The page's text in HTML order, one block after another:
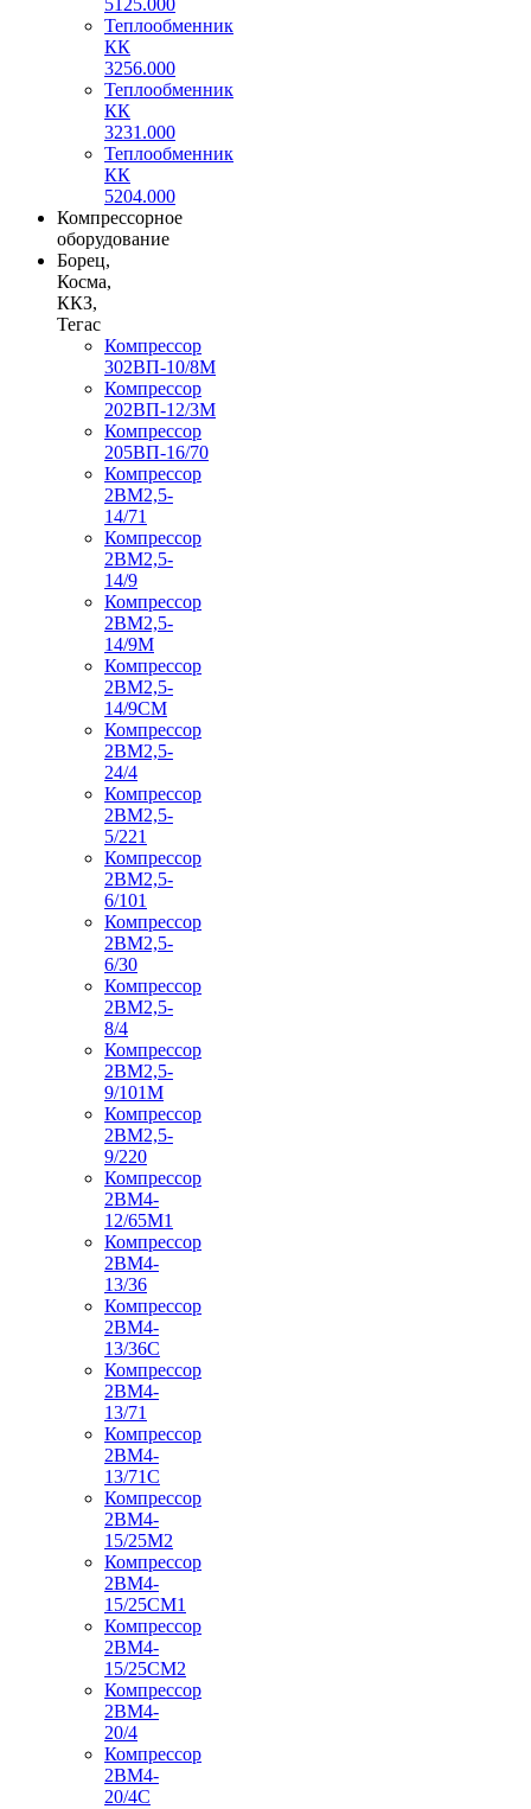
Теплообменник
КК
3256.000
Теплообменник
КК
3231.000
Теплообменник
КК
5204.000
Компрессорное
оборудование
Борец,
Косма,
ККЗ,
Тегас
Компрессор
302ВП-10/8М
Компрессор
202ВП-12/3М
Компрессор
205ВП-16/70
Компрессор
2ВМ2,5-
14/71
Компрессор
2ВМ2,5-
14/9
Компрессор
2ВМ2,5-
14/9М
Компрессор
2ВМ2,5-
14/9СМ
Компрессор
2ВМ2,5-
24/4
Компрессор
2ВМ2,5-
5/221
Компрессор
2ВМ2,5-
6/101
Компрессор
2ВМ2,5-
6/30
Компрессор
2ВМ2,5-
8/4
Компрессор
2ВМ2,5-
9/101М
Компрессор
2ВМ2,5-
9/220
Компрессор
2ВМ4-
12/65М1
Компрессор
2ВМ4-
13/36
Компрессор
2ВМ4-
13/36С
Компрессор
2ВМ4-
13/71
Компрессор
2ВМ4-
13/71С
Компрессор
2ВМ4-
15/25М2
Компрессор
2ВМ4-
15/25СМ1
Компрессор
2ВМ4-
15/25СМ2
Компрессор
2ВМ4-
20/4
Компрессор
2ВМ4-
20/4С